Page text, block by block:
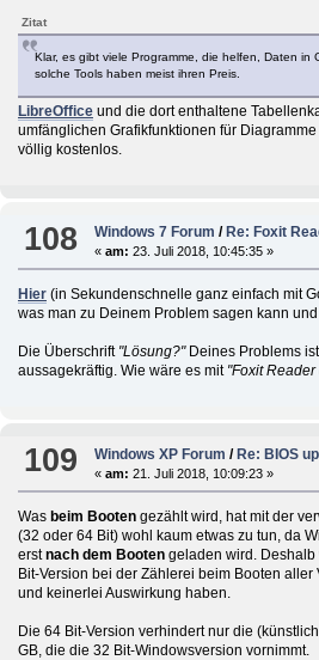
Zitat
Klar, es gibt viele Programme, die helfen, Daten
solche Tools haben meist ihren Preis.
LibreOfficeund die dort enthaltene
umfänglichen Grafikfunktionen für
völlig kostenlos.
108 Windows 7 Forum / Re: Foxit
«am: 23. Juli 2018, 10:45:35 »
Hier(in Sekundenschnelle ganz einfach mit
was man zu Deinem Problem sagen kann
Die Überschrift "Lösung?"Deines Problems
aussagekräftig. Wie wäre es mit "Foxit
109 Windows XP Forum /Re: BIOS
«am: 21. Juli 2018, 10:09:23 »
Was beim Bootengezählt wird, hat mit der
(32 oder 64 Bit) wohl kaum etwas zu tun, da
erstnach dem Bootengeladen wird. Deshalb
Bit-Version bei der Zählerei beim Booten aller
und keinerlei Auswirkung haben.
Die 64 Bit-Version verhindert nur die
GB, die die 32 Bit-Windowsversion vornimmt.